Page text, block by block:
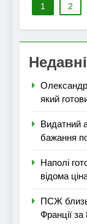
1 2
який
Видатний
бажання
Наполі
відома
ПСЖ
Франції